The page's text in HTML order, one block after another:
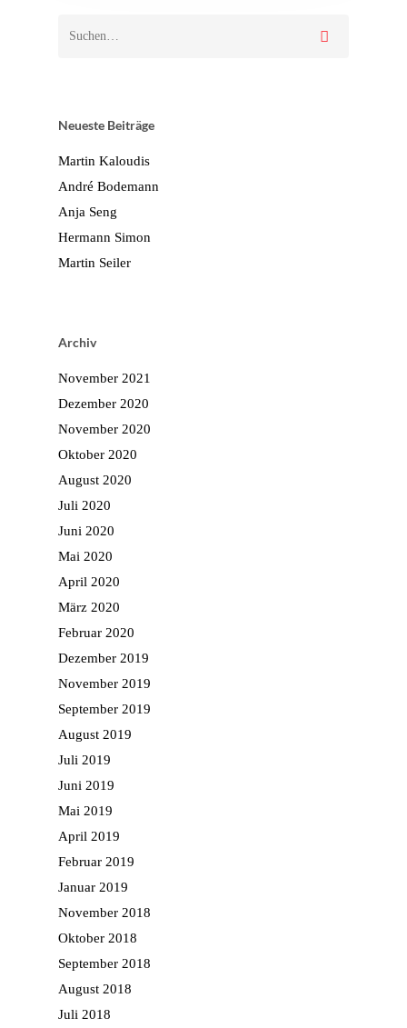
Neueste Beiträge
Martin Kaloudis
André Bodemann
Anja Seng
Hermann Simon
Martin Seiler
Archiv
November 2021
Dezember 2020
November 2020
Oktober 2020
August 2020
Juli 2020
Juni 2020
Mai 2020
April 2020
März 2020
Februar 2020
Dezember 2019
November 2019
September 2019
August 2019
Juli 2019
Juni 2019
Mai 2019
April 2019
Februar 2019
Januar 2019
November 2018
Oktober 2018
September 2018
August 2018
Juli 2018